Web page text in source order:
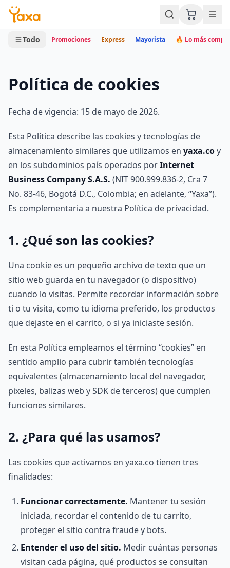
MINI CARRITO
0 productos
Todo Promociones Express Mayorista 🔥 Lo más
Política de cookies
Fecha de vigencia: 15 de mayo de 2026.
Esta Política describe las cookies y tecnologías de
almacenamiento similares que utilizamos en yaxa.coy
en los subdominios país operados porInternet
Business Company S.A.S. (NIT 900.999.836-2, Cra 7
No. 83-46, Bogotá D.C., Colombia; en adelante, “Yaxa”).
Es complementaria a nuestra Política de privacidad.
1. ¿Qué son las cookies?
Una cookie es un pequeño archivo de texto que un
sitio web guarda en tu navegador (o dispositivo)
cuando lo visitas. Permite recordar información sobre
ti o tu visita, como tu idioma preferido, los productos
que dejaste en el carrito, o si ya iniciaste sesión.
En esta Política empleamos el término “cookies” en
sentido amplio para cubrir también tecnologías
equivalentes (almacenamiento local del navegador,
pixeles, balizas web y SDK de terceros) que cumplen
funciones similares.
2. ¿Para qué las usamos?
Las cookies que activamos en yaxa.co tienen tres
finalidades:
Funcionar correctamente. Mantener tu sesión
iniciada, recordar el contenido de tu carrito,
proteger el sitio contra fraude y bots.
Entender el uso del sitio. Medir cuántas personas
visitan cada página, qué productos se consultan